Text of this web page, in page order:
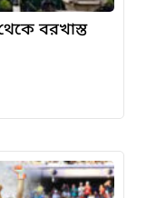
বরখাস্ত